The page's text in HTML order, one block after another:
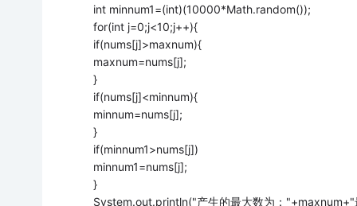
int minnum1=(int)(10000*Math.random());
for(int j=0;j<10;j++){
if(nums[j]>maxnum){
maxnum=nums[j];
}
if(nums[j]<minnum){
minnum=nums[j];
}
if(minnum1>nums[j])
minnum1=nums[j];
}
System.out.println("产生的最大数为：